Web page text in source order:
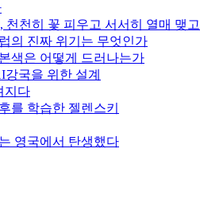
천히 꽃 피우고 서서히 열매 맺고
의 진짜 위기는 무엇인가
색은 어떻게 드러나는가
국을 위한 설계
지다
를 학습한 젤렌스키
영국에서 탄생했다